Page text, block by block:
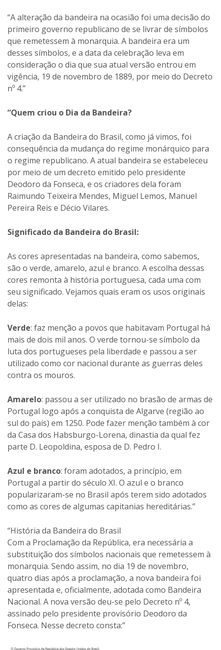
“A alteração da bandeira na ocasião foi uma decisão do
primeiro governo republicano de se livrar de símbolos
que remetessem à monarquia. A bandeira era um
desses símbolos, e a data da celebração leva em
consideração o dia que sua atual versão entrou em
vigência, 19 de novembro de 1889, por meio do Decreto
nº 4.”
“Quem criou o Dia da Bandeira?
A criação da Bandeira do Brasil, como já vimos, foi
consequência da mudança do regime monárquico para
o regime republicano. A atual bandeira se estabeleceu
por meio de um decreto emitido pelo presidente
Deodoro da Fonseca, e os criadores dela foram
Raimundo Teixeira Mendes, Miguel Lemos, Manuel
Pereira Reis e Décio Vilares.
Significado da Bandeira do Brasil:
As cores apresentadas na bandeira, como sabemos,
são o verde, amarelo, azul e branco. A escolha dessas
cores remonta à história portuguesa, cada uma com
seu significado. Vejamos quais eram os usos originais
delas:
Verde: faz menção a povos que habitavam Portugal há
mais de dois mil anos. O verde tornou-se símbolo da
luta dos portugueses pela liberdade e passou a ser
utilizado como cor nacional durante as guerras deles
contra os mouros.
Amarelo: passou a ser utilizado no brasão de armas de
Portugal logo após a conquista de Algarve (região ao
sul do país) em 1250. Pode fazer menção também à cor
da Casa dos Habsburgo-Lorena, dinastia da qual fez
parte D. Leopoldina, esposa de D. Pedro I.
Azul e branco: foram adotados, a princípio, em
Portugal a partir do século XI. O azul e o branco
popularizaram-se no Brasil após terem sido adotados
como as cores de algumas capitanias hereditárias.”
“História da Bandeira do Brasil
Com a Proclamação da República, era necessária a
substituição dos símbolos nacionais que remetessem à
monarquia. Sendo assim, no dia 19 de novembro,
quatro dias após a proclamação, a nova bandeira foi
apresentada e, oficialmente, adotada como Bandeira
Nacional. A nova versão deu-se pelo Decreto nº 4,
assinado pelo presidente provisório Deodoro da
Fonseca. Nesse decreto consta:”